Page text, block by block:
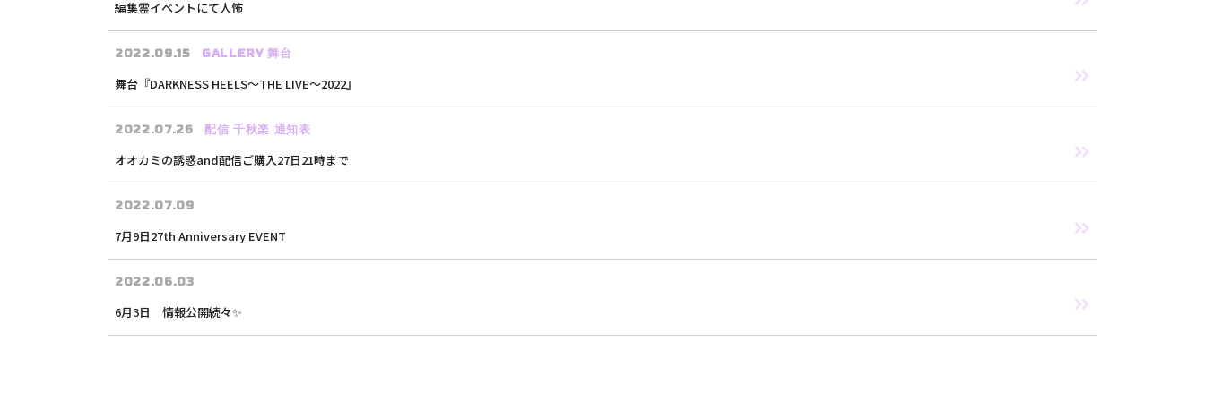
編集霊イベントにて人怖
2022.09.15 GALLERY 舞台
舞台『DARKNESS HEELS〜THE LIVE〜2022』
2022.07.26 配信 千秋楽 通知表
オオカミの誘惑and配信ご購入27日21時まで
2022.07.09
7月9日27th Anniversary EVENT
2022.06.03
6月3日 情報公開続々✨